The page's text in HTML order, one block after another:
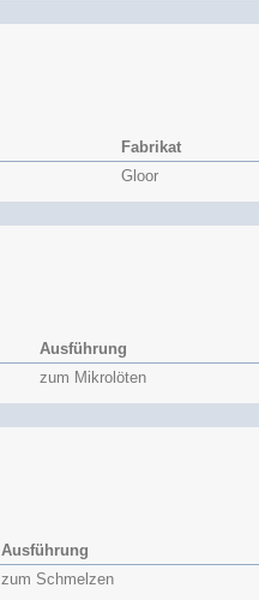
Fabrikat
Gloor
Ausführung
zum Mikrolöten
Ausführung
zum Schmelzen